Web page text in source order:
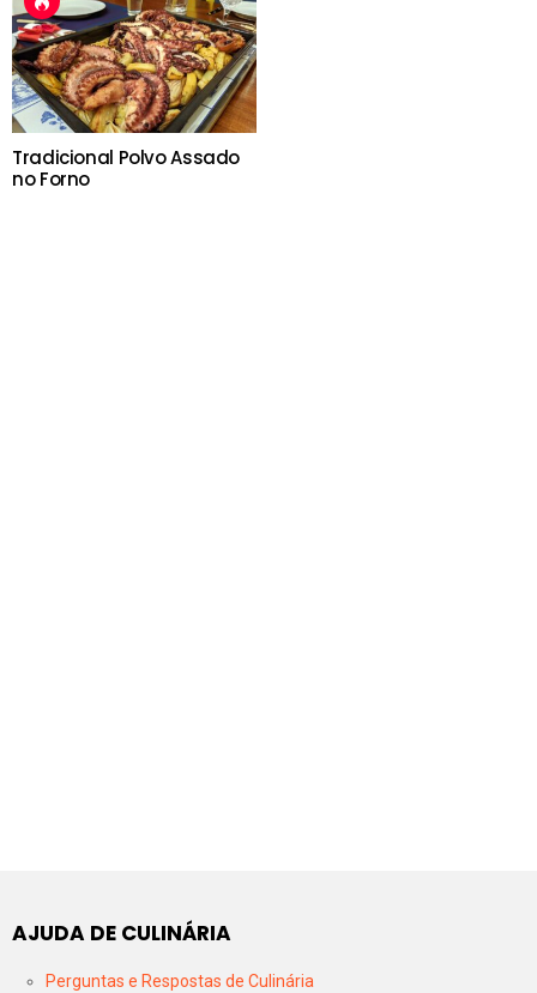
Tradicional Polvo Assado
no Forno
AJUDA DE CULINÁRIA
Perguntas e Respostas de Culinária